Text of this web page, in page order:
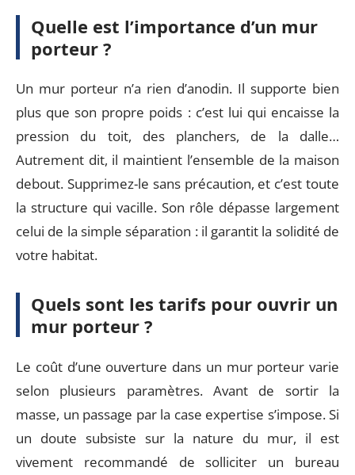
Quelle est l’importance d’un mur
porteur ?
Un mur porteur n’a rien d’anodin. Il supporte bien
plus que son propre poids : c’est lui qui encaisse la
pression du toit, des planchers, de la dalle…
Autrement dit, il maintient l’ensemble de la maison
debout. Supprimez-le sans précaution, et c’est toute
la structure qui vacille. Son rôle dépasse largement
celui de la simple séparation : il garantit la solidité de
votre habitat.
Quels sont les tarifs pour ouvrir un
mur porteur ?
Le coût d’une ouverture dans un mur porteur varie
selon plusieurs paramètres. Avant de sortir la
masse, un passage par la case expertise s’impose. Si
un doute subsiste sur la nature du mur, il est
vivement recommandé de solliciter un bureau